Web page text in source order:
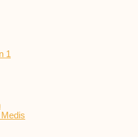
1